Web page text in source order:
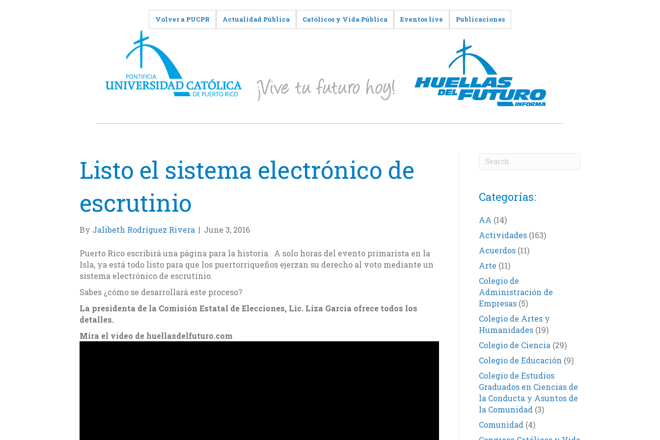
Volver a PUCPR Actualidad Pública Católicos y Vida Pública Eventos live Publicaciones
Listo el sistema electrónico de
escrutinio
By Jalibeth Rodríguez Rivera | June 3, 2016
Puerto Rico escribirá una página para la historia. A solo horas del evento primarista en la
Isla, ya está todo listo para que los puertorriqueños ejerzan su derecho al voto mediante un
sistema electrónico de escrutinio.
Sabes ¿cómo se desarrollará este proceso?
La presidenta de la Comisión Estatal de Elecciones, Lic. Liza García ofrece todos los
detalles.
Mira el vídeo de huellasdelfuturo.com
Categorías:
AA (14)
Actividades(163)
Acuerdos(11)
Arte (11)
Colegio de
Administración de
Empresas(5)
Colegio de Artes y
Humanidades(19)
Colegio de Ciencia (29)
Colegio de Educación (9)
Colegio de Estudios
Graduados en Ciencias de
la Conducta y Asuntos de
la Comunidad (3)
Comunidad (4)